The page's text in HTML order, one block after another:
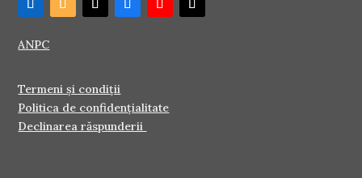
ANPC
Termeni și condiții
Politica de confidențialitate
Declinarea răspunderii